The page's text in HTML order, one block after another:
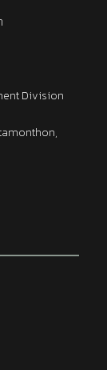
Division